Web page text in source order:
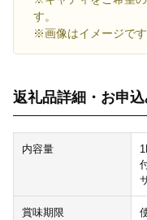
す。
※画像はイメージです
返礼品詳細・お申
内容量
賞味期限